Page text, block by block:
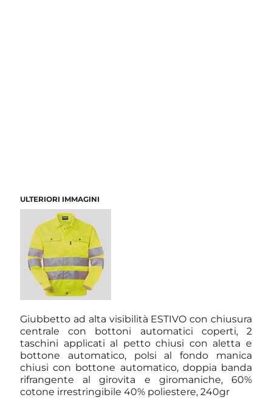
ULTERIORI IMMAGINI
Giubbetto ad alta visibilità ESTIVO con chiusura
centrale con bottoni automatici coperti, 2
taschini applicati al petto chiusi con aletta e
bottone automatico, polsi al fondo manica
chiusi con bottone automatico, doppia banda
rifrangente al girovita e giromaniche, 60%
cotone irrestringibile 40% poliestere, 240gr